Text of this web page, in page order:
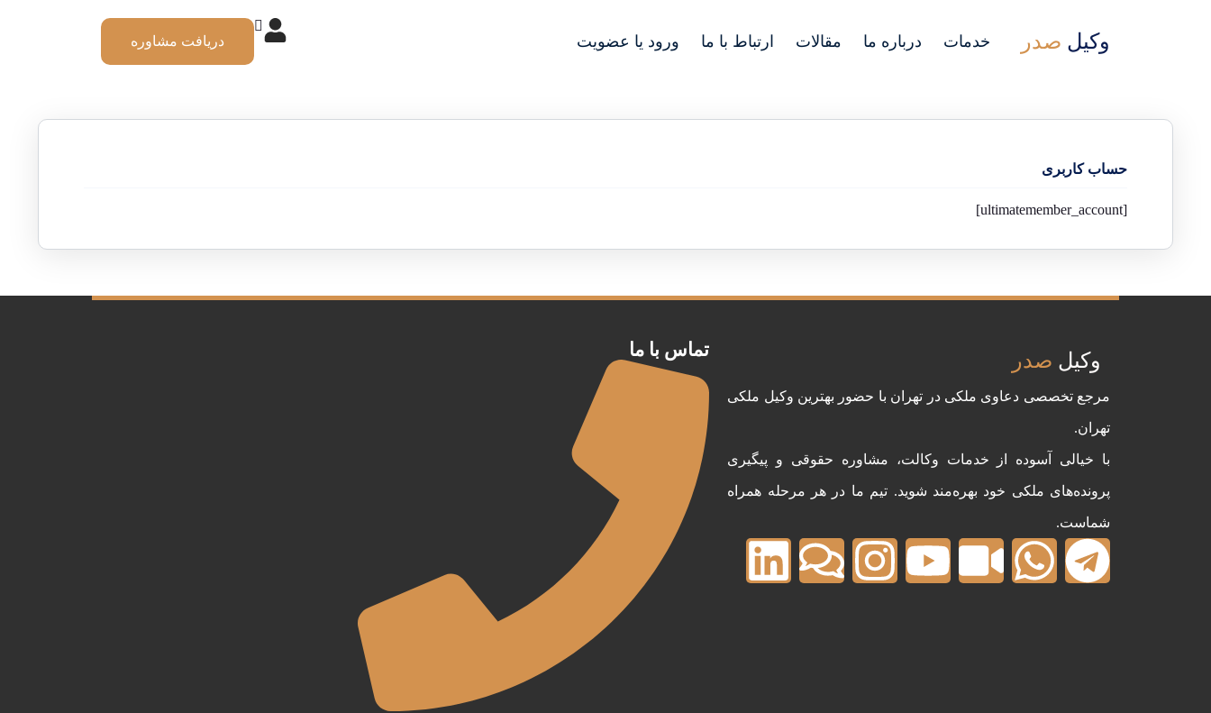
وکیل صدر خدمات درباره ما مقالات ارتباط با ما ورود یا عضویت دریافت مشاوره
حساب کاربری
[ultimatemember_account]
وکیل صدر
مرجع تخصصی دعاوی ملکی در تهران با حضور بهترین وکیل ملکی
تهران.
با خیالی آسوده از خدمات وکالت، مشاوره حقوقی و پیگیری
پرونده‌های ملکی خود بهره‌مند شوید. تیم ما در هر مرحله همراه
شماست.
تماس با ما